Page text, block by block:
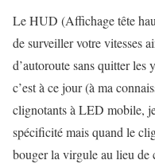
Le HUD (Affichage tête
de surveiller votre vitesses
d’autoroute sans quitter les
c’est à ce jour (à ma
clignotants à LED mobile,
spécificité mais quand le
bouger la virgule au lieu de